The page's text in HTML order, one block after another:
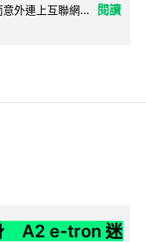
外連上互聯網...
閱讀
A2 e-tron 迷